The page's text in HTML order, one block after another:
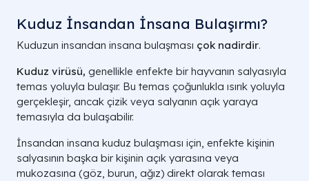
Kuduz İnsandan İnsana Bulaşırmı​?
Kuduzun insandan insana bulaşması çok nadirdir.
Kuduz virüsü, genellikle enfekte bir hayvanın salyasıyla
temas yoluyla bulaşır. Bu temas çoğunlukla ısırık yoluyla
gerçekleşir, ancak çizik veya salyanın açık yaraya
temasıyla da bulaşabilir.
İnsandan insana kuduz bulaşması için, enfekte kişinin
salyasının başka bir kişinin açık yarasına veya
mukozasına (göz, burun, ağız) direkt olarak teması